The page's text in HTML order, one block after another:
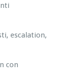
escalation,
con